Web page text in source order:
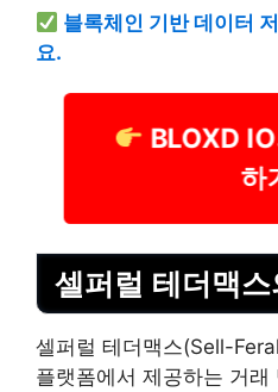
블록체인 기반 데이터
요.
BLOXD IO
하
셀퍼럴 테더맥
셀퍼럴 테더맥스(Sell-
플랫폼에서 제공하는 거